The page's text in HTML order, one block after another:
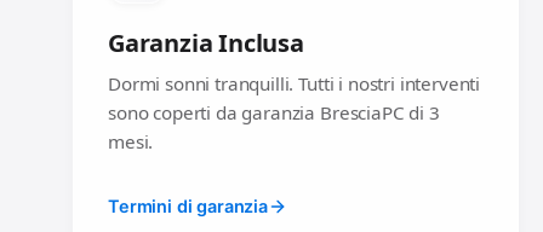
Garanzia Inclusa
Dormi sonni tranquilli. Tutti i nostri interventi
sono coperti da garanzia BresciaPC di 3
mesi.
Termini di garanzia